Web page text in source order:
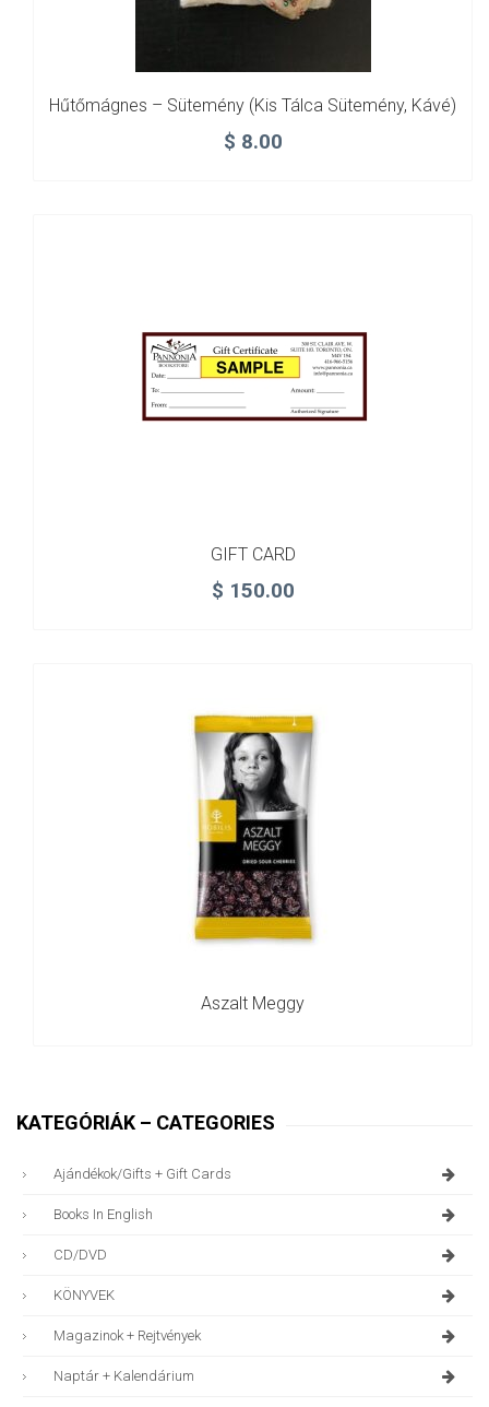
Hűtőmágnes – Sütemény (kis Tálca Sütemény, Kávé)
$ 8.00
GIFT CARD
$ 150.00
Aszalt Meggy
KATEGÓRIÁK – CATEGORIES
Ajándékok/gifts + Gift Cards
Books In English
CD/DVD
KÖNYVEK
Magazinok + Rejtvények
Naptár + Kalendárium